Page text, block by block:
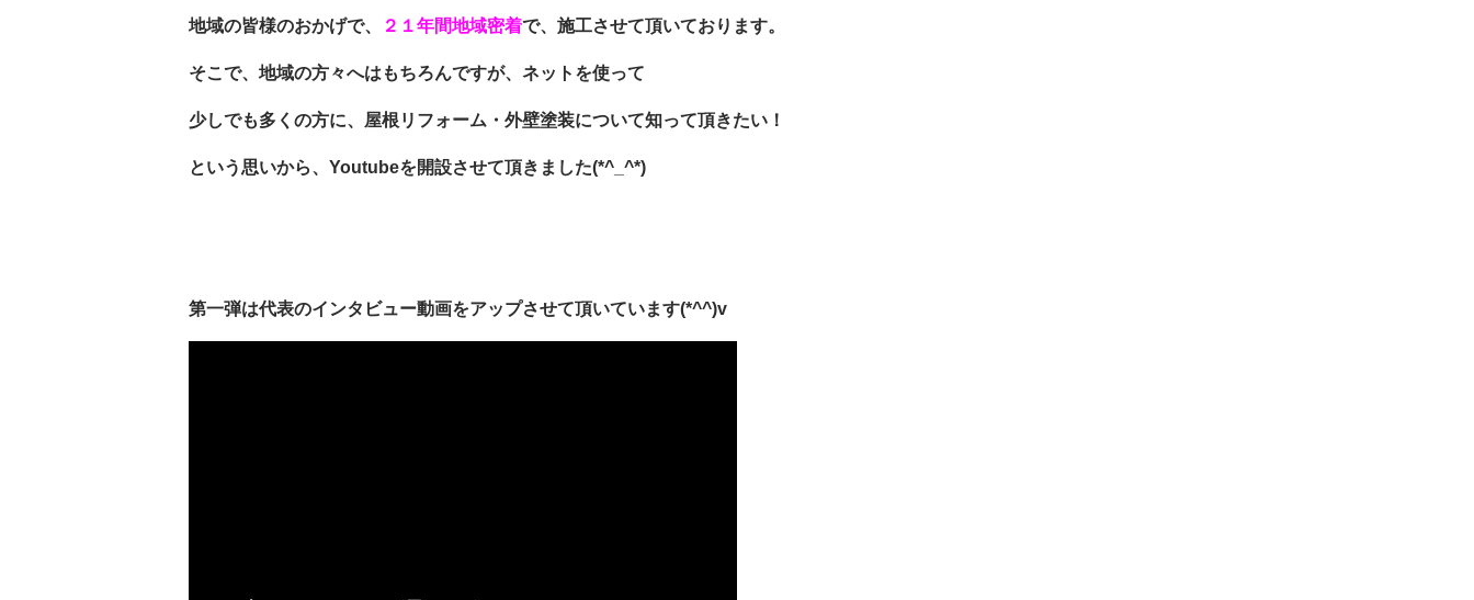
地域の皆様のおかげで、 ２１年間地域密着で、施工させて頂いております。
そこで、地域の方々へはもちろんですが、ネットを使って
少しでも多くの方に、屋根リフォーム・外壁塗装について知って頂きたい！
という思いから、Youtubeを開設させて頂きました(*^_^*)
第一弾は代表のインタビュー動画をアップさせて頂いています(*^^)v